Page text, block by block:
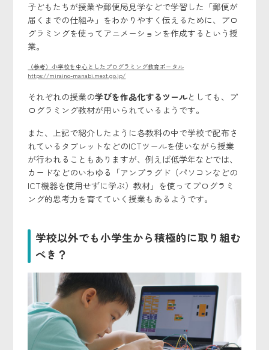
子どもたちが授業や郵便局見学などで学習した「郵便が
届くまでの仕組み」をわかりやすく伝えるために、プロ
グラミングを使ってアニメーションを作成するという授
業。
（参考）小学校を中心としたプログラミング教育ポータル
https://miraino-manabi.mext.go.jp/
それぞれの授業の学びを作品化するツールとしても、プ
ログラミング教材が用いられているようです。
また、上記で紹介したように各教科の中で学校で配布さ
れているタブレットなどのICTツールを使いながら授業
が行われることもありますが、例えば低学年などでは、
カードなどのいわゆる「アンプラグド（パソコンなどの
ICT機器を使用せずに学ぶ）教材」を使ってプログラミ
ング的思考力を育てていく授業もあるようです。
学校以外でも小学生から積極的に取り組む
べき？